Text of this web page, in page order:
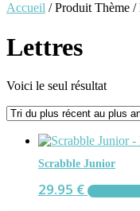
Accueil / Produit Thème /
Lettres
Voici le seul résultat
Scrabble Junior
29.95 €